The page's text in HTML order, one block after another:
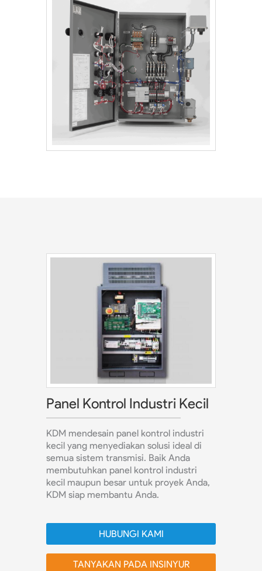
Panel Kontrol Industri Kecil
KDM mendesain panel kontrol industri
kecil yang menyediakan solusi ideal di
semua sistem transmisi. Baik Anda
membutuhkan panel kontrol industri
kecil maupun besar untuk proyek Anda,
KDM siap membantu Anda.
HUBUNGI KAMI
TANYAKAN PADA INSINYUR